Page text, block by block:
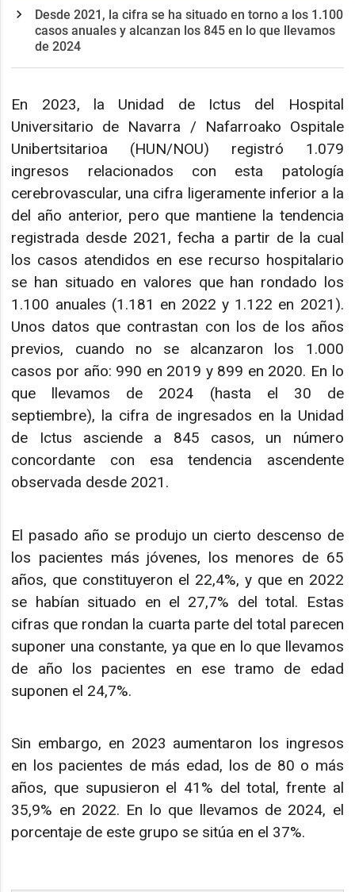
Desde 2021, la cifra se ha situado en torno a los 1.100
casos anuales y alcanzan los 845 en lo que llevamos
de 2024
En 2023, la Unidad de Ictus del Hospital
Universitario de Navarra / Nafarroako Ospitale
Unibertsitarioa (HUN/NOU) registró 1.079
ingresos relacionados con esta patología
cerebrovascular, una cifra ligeramente inferior a la
del año anterior, pero que mantiene la tendencia
registrada desde 2021, fecha a partir de la cual
los casos atendidos en ese recurso hospitalario
se han situado en valores que han rondado los
1.100 anuales (1.181 en 2022 y 1.122 en 2021).
Unos datos que contrastan con los de los años
previos, cuando no se alcanzaron los 1.000
casos por año: 990 en 2019 y 899 en 2020. En lo
que llevamos de 2024 (hasta el 30 de
septiembre), la cifra de ingresados en la Unidad
de Ictus asciende a 845 casos, un número
concordante con esa tendencia ascendente
observada desde 2021.
El pasado año se produjo un cierto descenso de
los pacientes más jóvenes, los menores de 65
años, que constituyeron el 22,4%, y que en 2022
se habían situado en el 27,7% del total. Estas
cifras que rondan la cuarta parte del total parecen
suponer una constante, ya que en lo que llevamos
de año los pacientes en ese tramo de edad
suponen el 24,7%.
Sin embargo, en 2023 aumentaron los ingresos
en los pacientes de más edad, los de 80 o más
años, que supusieron el 41% del total, frente al
35,9% en 2022. En lo que llevamos de 2024, el
porcentaje de este grupo se sitúa en el 37%.